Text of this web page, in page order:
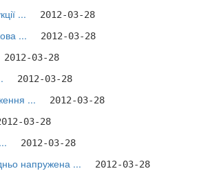
... 2012-03-28
... 2012-03-28
2012-03-28
2012-03-28
... 2012-03-28
03-28
2012-03-28
напружена ... 2012-03-28